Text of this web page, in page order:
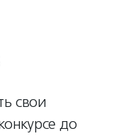
свои
до